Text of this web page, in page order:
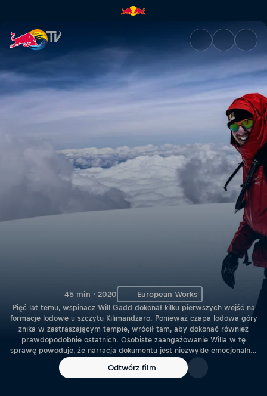
The Last Ascent: Will Gadd
45 min · 2020 European Works
Pięć lat temu, wspinacz Will Gadd dokonał kilku pierwszych wejść na
formacje lodowe u szczytu Kilimandżaro. Ponieważ czapa lodowa góry
znika w zastraszającym tempie, wrócił tam, aby dokonać również
prawdopodobnie ostatnich. Osobiste zaangażowanie Willa w tę
sprawę powoduje, że narracja dokumentu jest niezwykle emocjonalna.
Do tego niestabilny, topniejący lód i duża wysokość wspinaczki
powodują, że filmowa opowieść o jego historycznej wyprawie jest
Odtwórz film